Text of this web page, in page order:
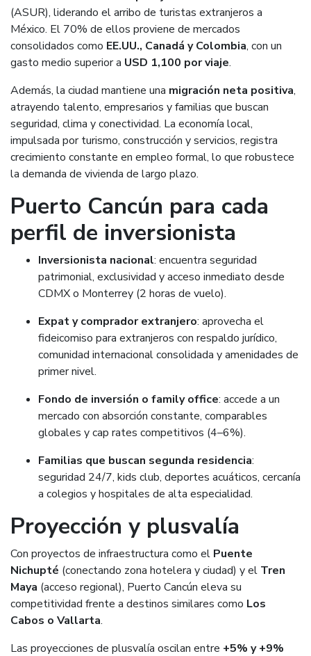
(ASUR), liderando el arribo de turistas extranjeros a
México. El 70% de ellos proviene de mercados
consolidados como EE.UU., Canadá y Colombia, con un
gasto medio superior a USD 1,100 por viaje.
Además, la ciudad mantiene una migración neta positiva,
atrayendo talento, empresarios y familias que buscan
seguridad, clima y conectividad. La economía local,
impulsada por turismo, construcción y servicios, registra
crecimiento constante en empleo formal, lo que robustece
la demanda de vivienda de largo plazo.
Puerto Cancún para cada
perfil de inversionista
Inversionista nacional: encuentra seguridad
patrimonial, exclusividad y acceso inmediato desde
CDMX o Monterrey (2 horas de vuelo).
Expat y comprador extranjero: aprovecha el
fideicomiso para extranjeros con respaldo jurídico,
comunidad internacional consolidada y amenidades de
primer nivel.
Fondo de inversión o family office: accede a un
mercado con absorción constante, comparables
globales y cap rates competitivos (4–6%).
Familias que buscan segunda residencia:
seguridad 24/7, kids club, deportes acuáticos, cercanía
a colegios y hospitales de alta especialidad.
Proyección y plusvalía
Con proyectos de infraestructura como el Puente
Nichupté (conectando zona hotelera y ciudad) y el Tren
Maya (acceso regional), Puerto Cancún eleva su
competitividad frente a destinos similares como Los
Cabos o Vallarta.
Las proyecciones de plusvalía oscilan entre +5% y +9%